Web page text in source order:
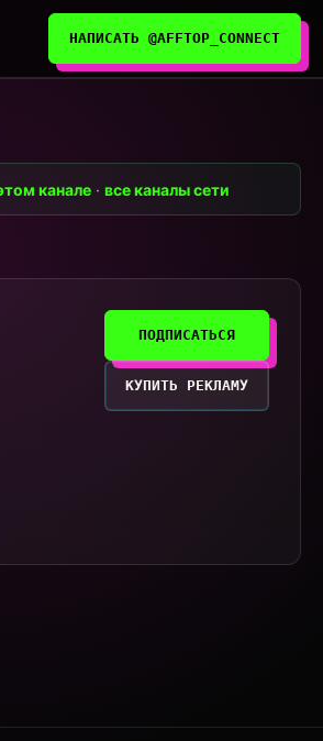
НАПИСАТЬ @AFFTOP_CONNECT
канале ·все каналы сети
ПОДПИСАТЬСЯ
КУПИТЬ РЕКЛАМУ